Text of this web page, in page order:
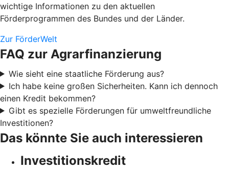
wichtige Informationen zu den aktuellen
Förderprogrammen des Bundes und der Länder.
Zur FörderWelt
FAQ zur Agrarfinanzierung
Wie sieht eine staatliche Förderung aus?
Ich habe keine großen Sicherheiten. Kann ich dennoch
einen Kredit bekommen?
Gibt es spezielle Förderungen für umweltfreundliche
Investitionen?
Das könnte Sie auch interessieren
Investitionskredit